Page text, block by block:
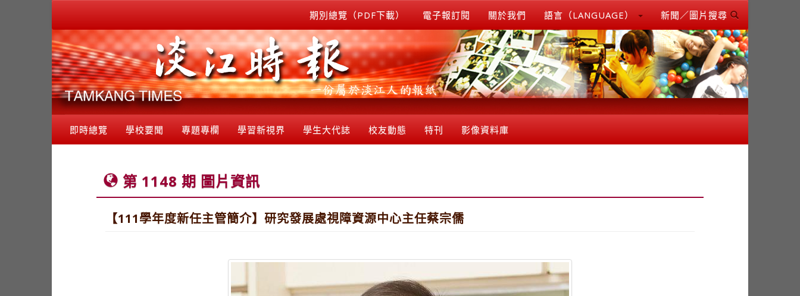
期別總覽（PDF下載） 電子報訂閱 關於我們 語言（LANGUAGE） 新聞／圖片搜尋
即時總覽 學校要聞 專題專欄 學習新視界 學生大代誌 校友動態 特刊 影像資料庫
第 1148 期 圖片資訊
【111學年度新任主管簡介】研究發展處視障資源中心主任蔡宗儒